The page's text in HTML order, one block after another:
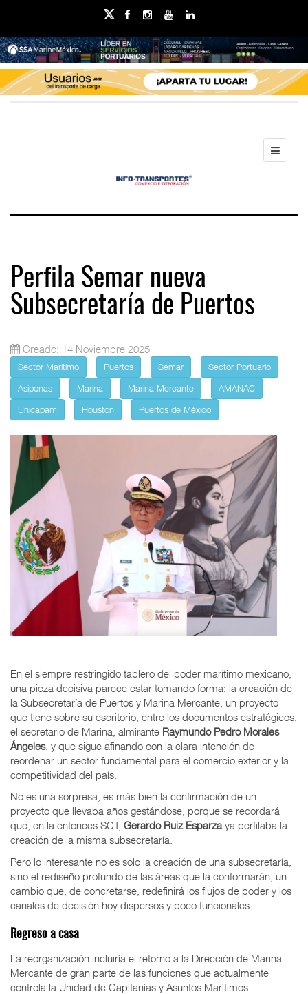
Perfila Semar nueva
Subsecretaría de Puertos
Creado: 14 Noviembre 2025
Sector Marítimo Puertos Semar
Sector Portuario
Asiponas
Marina Marina Mercante
AMANAC
Unicapam
Houston Puertos de México
En el siempre restringido tablero del poder marítimo mexicano,
una pieza decisiva parece estar tomando forma: la creación de
la Subsecretaría de Puertos y Marina Mercante, un proyecto
que tiene sobre su escritorio, entre los documentos estratégicos,
el secretario de Marina, almirante Raymundo Pedro Morales
Ángeles, y que sigue afinando con la clara intención de
reordenar un sector fundamental para el comercio exterior y la
competitividad del país.
No es una sorpresa, es más bien la confirmación de un
proyecto que llevaba años gestándose, porque se recordará
que, en la entonces SCT, Gerardo Ruiz Esparzaya perfilaba la
creación de la misma subsecretaría.
Pero lo interesante no es solo la creación de una subsecretaría,
sino el rediseño profundo de las áreas que la conformarán, un
cambio que, de concretarse, redefinirá los flujos de poder y los
canales de decisión hoy dispersos y poco funcionales.
Regreso a casa
La reorganización incluiría el retorno a la Dirección de Marina
Mercante de gran parte de las funciones que actualmente
controla la Unidad de Capitanías y Asuntos Marítimos